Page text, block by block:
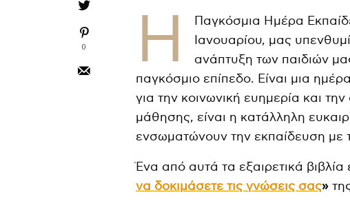
0 Η
Παγκόσμια Ημέρα
Ιανουαρίου, μας
ανάπτυξη των παιδιών
παγκόσμιο επίπεδο. Είναι μια
για την κοινωνική ευημερία και
μάθησης, είναι η κατάλληλη
ενσωματώνουν την εκπαίδευση με
Ένα από αυτά τα εξαιρετικά βιβλία
να δοκιμάσετε τις γνώσεις σας»